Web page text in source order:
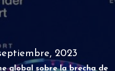
2023
global sobre la brecha de